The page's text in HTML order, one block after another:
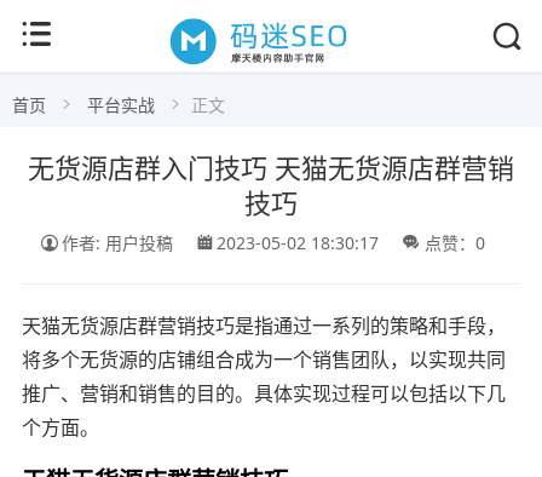
首页 平台实战 正文
无货源店群入门技巧 天猫无货源店群营销
技巧
作者: 用户投稿 2023-05-02 18:30:17 点赞：0
天猫无货源店群营销技巧是指通过一系列的策略和手段，
将多个无货源的店铺组合成为一个销售团队，以实现共同
推广、营销和销售的目的。具体实现过程可以包括以下几
个方面。